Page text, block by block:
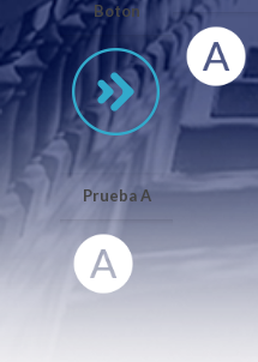
Boton
Prueba A